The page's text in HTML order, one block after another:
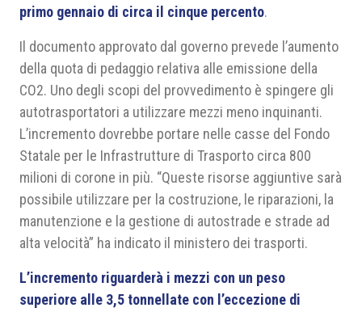
Area riservata
primo gennaio di circa il cinque percento.
Il documento approvato dal governo prevede l’aumento
della quota di pedaggio relativa alle emissione della
CO2. Uno degli scopi del provvedimento è spingere gli
autotrasportatori a utilizzare mezzi meno inquinanti.
L’incremento dovrebbe portare nelle casse del Fondo
Statale per le Infrastrutture di Trasporto circa 800
milioni di corone in più. “Queste risorse aggiuntive sarà
possibile utilizzare per la costruzione, le riparazioni, la
manutenzione e la gestione di autostrade e strade ad
alta velocità” ha indicato il ministero dei trasporti.
L’incremento riguarderà i mezzi con un peso
superiore alle 3,5 tonnellate con l’eccezione di